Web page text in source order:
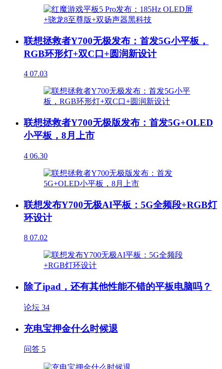
联想拯救者Y700无极发布：首发5G小平板，
RGB环形灯+双C口+圆润新设计
4 07.03
联想拯救者Y700无极版发布：首发5G+OLED
小平板，8月上市
4 06.30
联想发布Y700无极AI平板：5G全频段+RGB灯
环设计
8 07.02
除了ipad，还有其他性能不错的平板电脑吗？
论坛 34
充电宝押金什么时候退
问答 5